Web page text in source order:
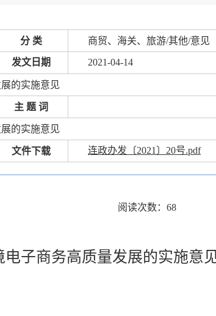
分 类 商贸、海关、旅游/其他/意见
发文日期 2021-04-14
的实施意见
主 题 词
的实施意见
文件下载 连政办发〔2021〕20号.pdf
阅读次数： 68
子商务高质量发展的实施意